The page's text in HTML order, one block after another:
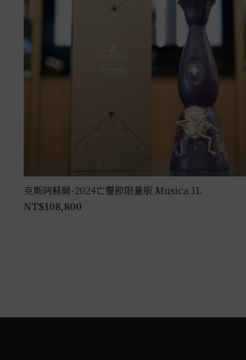
克斯阿蘇爾-2024亡靈節限量版 Musica 1L
NT$108,800